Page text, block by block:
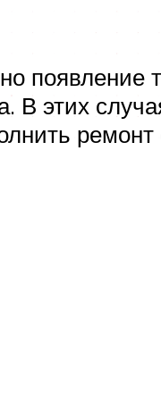
появление
В этих
ремонт